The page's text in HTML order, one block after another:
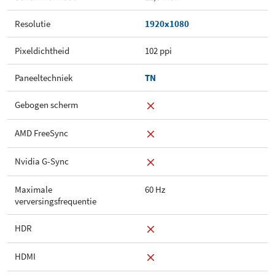
Resolutie 1920x1080
Pixeldichtheid 102 ppi
Paneeltechniek TN
Gebogen scherm
AMD FreeSync
Nvidia G-Sync
Maximale
verversingsfrequentie
60 Hz
HDR
HDMI